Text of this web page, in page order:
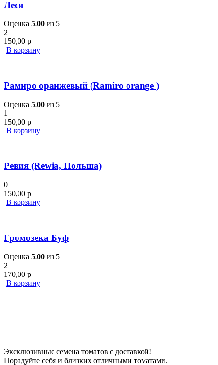
Леся
Оценка 5.00 из 5
2
150,00 р
В корзину
Рамиро оранжевый (Ramiro orange )
Оценка 5.00 из 5
1
150,00 р
В корзину
Ревия (Rewia, Польша)
0
150,00 р
В корзину
Громозека Буф
Оценка 5.00 из 5
2
170,00 р
В корзину
Эксклюзивные семена томатов с доставкой!
Порадуйте себя и близких отличными томатами.